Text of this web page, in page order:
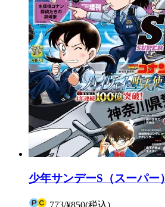
少年サンデーS（スーパー
773/¥850(税込)